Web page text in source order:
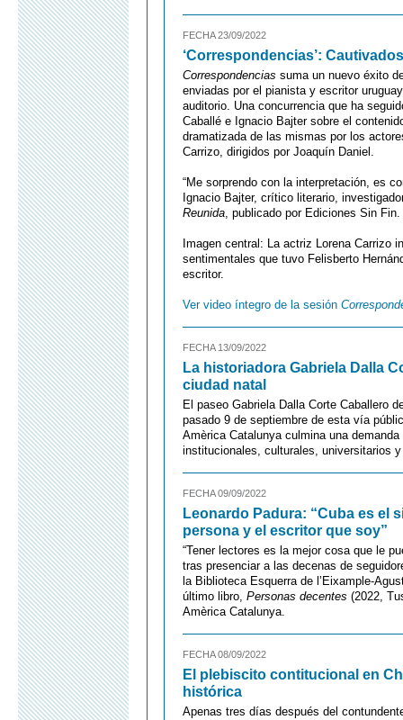
FECHA 23/09/2022
‘Correspondencias’:
Correspondencias suma un nuevo éxito
enviadas por el pianista y escritor
auditorio. Una concurrencia que ha
Caballé e Ignacio Bajter sobre el
dramatizada de las mismas por los
Carrizo, dirigidos por Joaquín Daniel.
“Me sorprendo con la interpretación, es
Ignacio Bajter, crítico literario,
Reunida, publicado por Ediciones Sin Fin.
Imagen central: La actriz Lorena Carrizo
sentimentales que tuvo Felisberto
escritor.
Ver video íntegro de la sesión
FECHA 13/09/2022
La historiadora Gabriela Dalla
ciudad natal
El paseo Gabriela Dalla Corte Caballero
pasado 9 de septiembre de esta vía
Amèrica Catalunya culmina una
institucionales, culturales, universitarios
FECHA 09/09/2022
Leonardo Padura: “Cuba es el
persona y el escritor que soy”
“Tener lectores es la mejor cosa que le
tras presenciar a las decenas de
la Biblioteca Esquerra de l’Eixample-
último libro, Personas decentes (2022,
Amèrica Catalunya.
FECHA 08/09/2022
El plebiscito contitucional en
histórica
Apenas tres días después del